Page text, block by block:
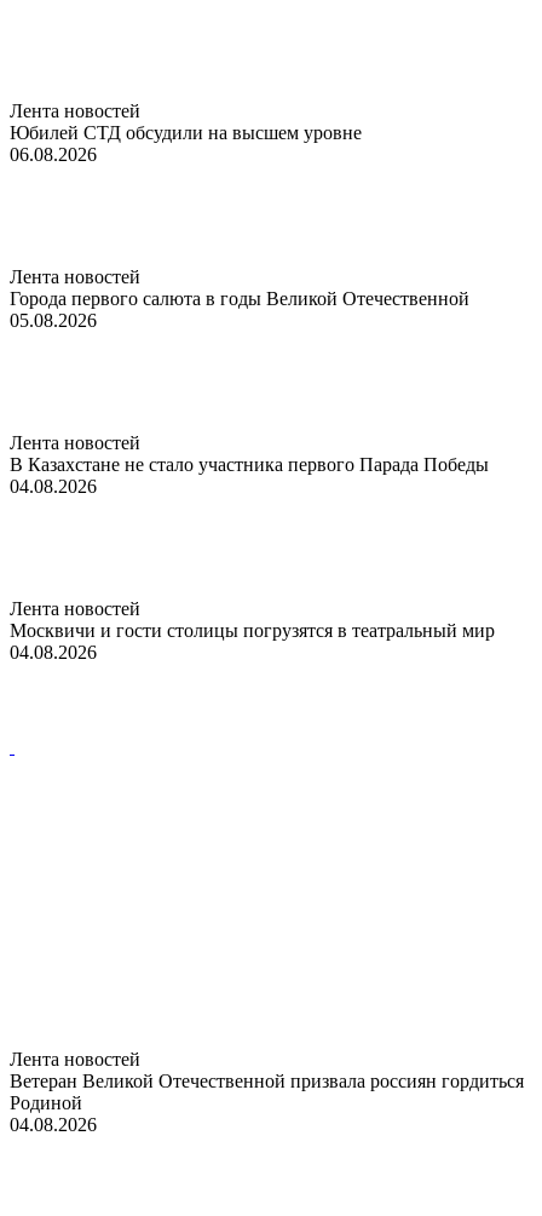
Лента новостей
Юбилей СТД обсудили на высшем уровне
06.08.2026
Лента новостей
Города первого салюта в годы Великой Отечественной
05.08.2026
Лента новостей
В Казахстане не стало участника первого Парада Победы
04.08.2026
Лента новостей
Москвичи и гости столицы погрузятся в театральный мир
04.08.2026
Лента новостей
Ветеран Великой Отечественной призвала россиян гордиться
Родиной
04.08.2026